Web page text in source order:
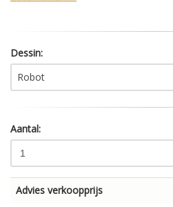
Dessin:
Robot
Aantal:
Advies verkoopprijs